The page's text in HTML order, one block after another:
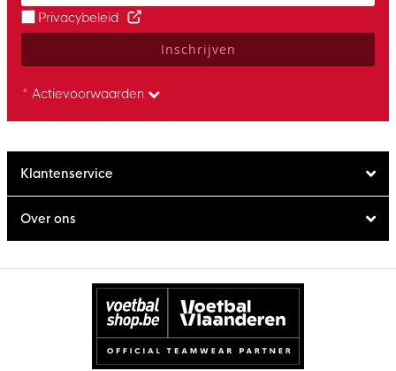
Privacybeleid
Inschrijven
* Actievoorwaarden
Klantenservice
Over ons